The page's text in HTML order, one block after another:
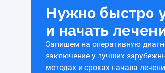
Нужно быстро
и начать
Запишем на оперативную
заключение у лучших
методах и сроках начала